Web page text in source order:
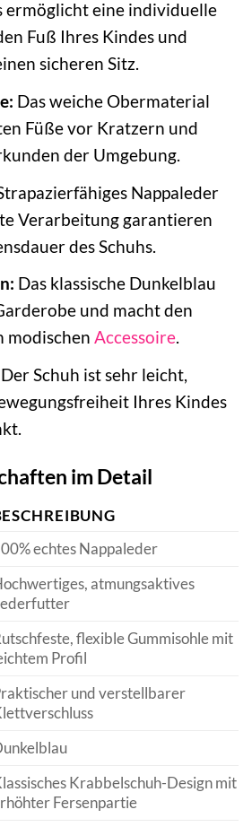
ermöglicht eine individuelle
Fuß Ihres Kindes und
sicheren Sitz.
Das weiche Obermaterial
Füße vor Kratzern und
der Umgebung.
Nappaleder
Verarbeitung garantieren
des Schuhs.
Das klassische Dunkelblau
und macht den
modischen Accessoire.
Der Schuh ist sehr leicht,
Ihres Kindes
im Detail
echtes Nappaleder
atmungsaktives
flexible Gummisohle mit
Profil
und verstellbarer
Krabbelschuh-Design mit
Fersenpartie